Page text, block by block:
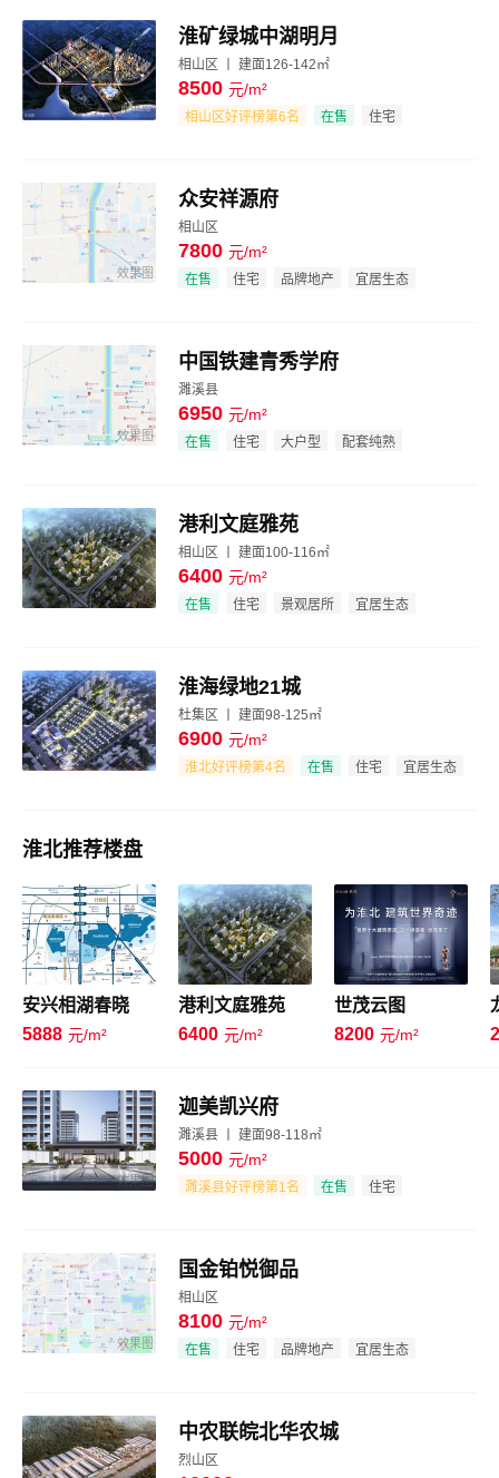
效果图
淮矿绿城中湖明月
相山区 丨 建面126-142㎡
8500 元/m²
相山区好评榜第6名 在售
住宅
效果图
众安祥源府
相山区
7800 元/m²
在售 住宅 品牌地产 宜居生态
效果图
中国铁建青秀学府
濉溪县
6950 元/m²
在售 住宅 大户型 配套纯熟
效果图
港利文庭雅苑
相山区 丨 建面100-116㎡
6400 元/m²
在售 住宅 景观居所 宜居生态
效果图
淮海绿地21城
杜集区 丨 建面98-125㎡
6900 元/m²
淮北好评榜第4名 在售 住宅
宜居生态
淮北推荐楼盘
安兴相湖春晓
5888 元/m²
港利文庭雅苑
6400 元/m²
世茂云图
8200 元/m²
效果图
迦美凯兴府
濉溪县 丨 建面98-118㎡
5000 元/m²
濉溪县好评榜第1名 在售
住宅
效果图
国金铂悦御品
相山区
8100 元/m²
在售 住宅 品牌地产 宜居生态
中农联皖北华农城
烈山区